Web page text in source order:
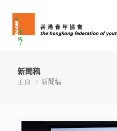
新聞稿
主頁 新聞稿